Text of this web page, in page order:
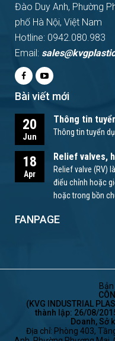
Đào Duy Anh, Phường
phố Hà Nội, Việt Nam
Hotline: 0942.080.983
Email:
Bài viết mới
20
Jun
Thông tin
Thông tin tuyển
18
Apr
Relief valves,
Relief valve (RV)
điểu chỉnh hoặc
hoặc trong bồn
FANPAGE
(KVG INDUSTRIAL
thành lập: 26/08/
Doanh, Sở
Địa chỉ: Phòng 403,